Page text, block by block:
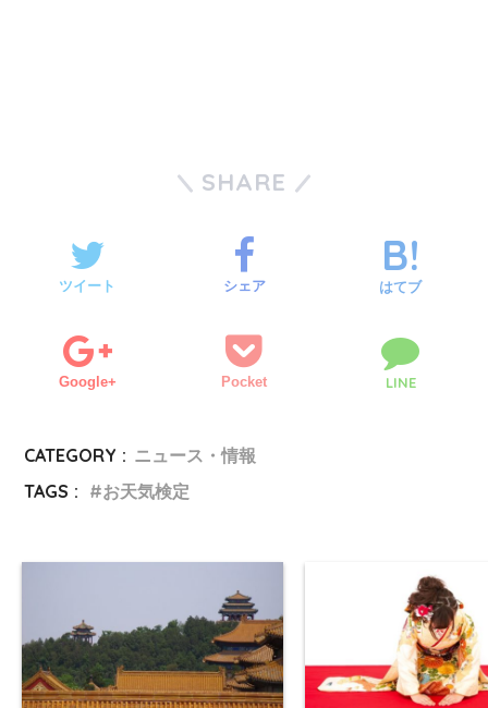
SHARE
ツイート シェア はてブ
Google+ Pocket LINE
CATEGORY : ニュース・情報
TAGS :
お天気検定